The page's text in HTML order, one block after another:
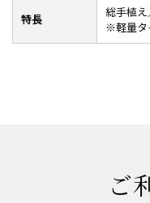
特長
総手植
※軽量タ
ご